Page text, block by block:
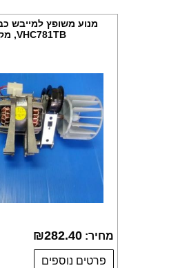
VHC781TB, מקט M230
מחיר: ₪282.40
פרטים נוספים